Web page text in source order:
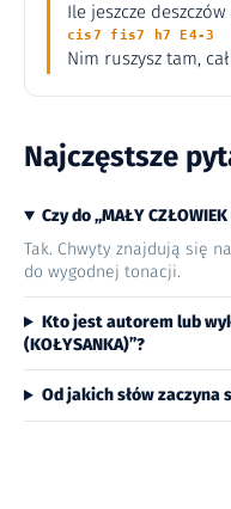
Ile jeszcze
cis7 fis7 h7 E4-3
Nim ruszysz tam,
Najczęstsze
Czy do „MAŁY
Tak. Chwyty znajdują się
do wygodnej tonacji.
Kto jest autorem lub
(KOŁYSANKA)”?
Od jakich słów zaczyna